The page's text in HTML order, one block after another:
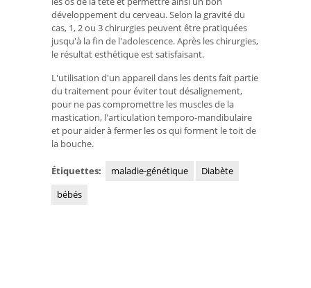
développement du cerveau. Selon la gravité du
cas, 1, 2 ou 3 chirurgies peuvent être pratiquées
jusqu'à la fin de l'adolescence. Après les chirurgies,
le résultat esthétique est satisfaisant.
L'utilisation d'un appareil dans les dents fait partie
du traitement pour éviter tout désalignement,
pour ne pas compromettre les muscles de la
mastication, l'articulation temporo-mandibulaire
et pour aider à fermer les os qui forment le toit de
la bouche.
Étiquettes: maladie-génétique
Diabète
bébés